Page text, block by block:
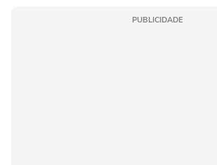
PUBLICIDADE